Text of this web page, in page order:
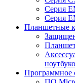
Серия
Серия
Планшетные
Программное